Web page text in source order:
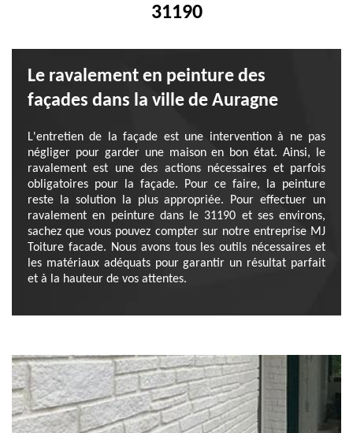
31190
Le ravalement en peinture des
façades dans la ville de Auragne
L'entretien de la façade est une intervention à ne pas
négliger pour garder une maison en bon état. Ainsi, le
ravalement est une des actions nécessaires et parfois
obligatoires pour la façade. Pour ce faire, la peinture
reste la solution la plus appropriée. Pour effectuer un
ravalement en peinture dans le 31190 et ses environs,
sachez que vous pouvez compter sur notre entreprise MJ
Toiture facade. Nous avons tous les outils nécessaires et
les matériaux adéquats pour garantir un résultat parfait
et à la hauteur de vos attentes.